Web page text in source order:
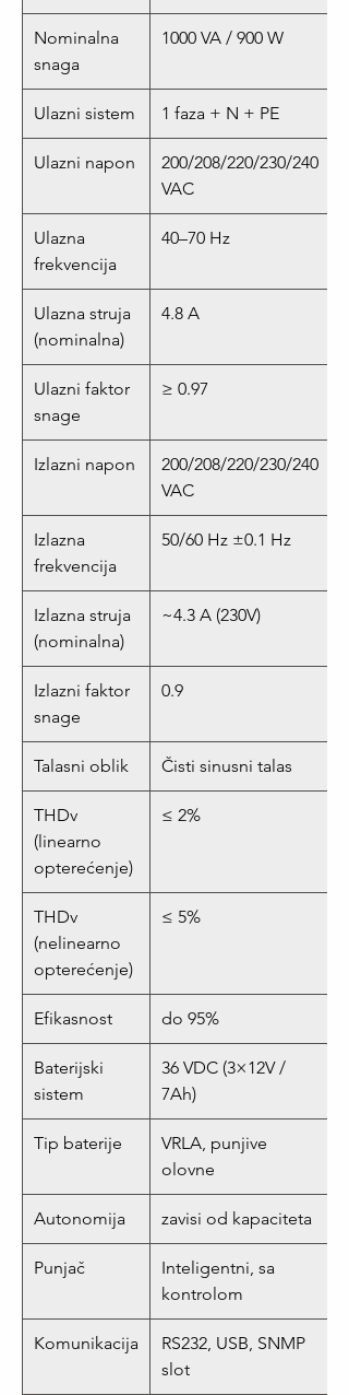
Nominalna
snaga
1000 VA / 900 W
Ulazni sistem 1 faza + N + PE
Ulazni napon
200/208/220/230/240
VAC
Ulazna
frekvencija
40–70 Hz
Ulazna struja
(nominalna)
4.8 A
Ulazni faktor
snage
≥ 0.97
Izlazni napon
200/208/220/230/240
VAC
Izlazna
frekvencija
50/60 Hz ±0.1 Hz
Izlazna struja
(nominalna)
~4.3 A (230V)
Izlazni faktor
snage
0.9
Talasni oblik Čisti sinusni talas
THDv
(linearno
opterećenje)
≤ 2%
THDv
(nelinearno
opterećenje)
≤ 5%
Efikasnost do 95%
Baterijski
sistem
36 VDC (3×12V /
7Ah)
Tip baterije
VRLA, punjive
olovne
Autonomija zavisi od kapaciteta
Punjač
Inteligentni, sa
kontrolom
Komunikacija
RS232, USB, SNMP
slot